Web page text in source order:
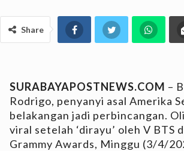
Share
SURABAYAPOSTNEWS.COM –
Rodrigo, penyanyi asal Amerika
belakangan jadi perbincangan.
viral setelah ‘dirayu’ oleh V BTS
Grammy Awards, Minggu (3/4/